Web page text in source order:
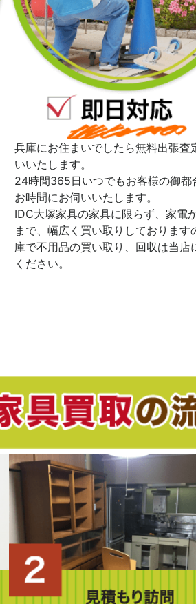
兵庫にお住まいでしたら無料出張査
いいたします。
24時間365日いつでもお客様の御都
お時間にお伺いいたします。
IDC大塚家具の家具に限らず、家電
まで、幅広く買い取りしております
庫で不用品の買い取り、回収は当店
ください。